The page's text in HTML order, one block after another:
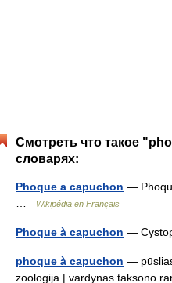
Смотреть что такое
словарях:
Phoque a capuchon —
Wikipédia en Français
Phoque à capuchon —
phoque à capuchon —
zoologija | vardynas taksono